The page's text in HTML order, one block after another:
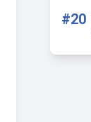
#20